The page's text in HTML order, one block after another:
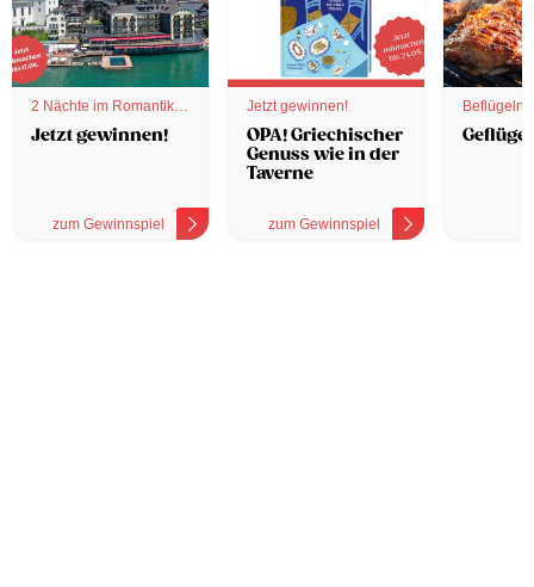
2 Nächte im Romantik
Hotel
Jetzt gewinnen!
zum Gewinnspiel
Jetzt gewinnen!
OPA! Griechischer
Genuss wie in der
Taverne
zum Gewinnspiel